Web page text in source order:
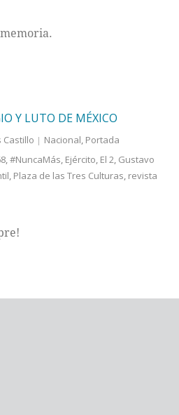
Y LUTO DE MÉXICO
Castillo Nacional, Portada
,#NuncaMás, Ejército, El 2, Gustavo
, Plaza de las Tres Culturas, revista